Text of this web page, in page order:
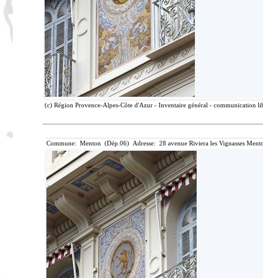
(c) Région Provence-Alpes-Côte d'Azur - Inventaire général - communication
Commune: Menton (Dép.06) Adresse: 28 avenue Riviera les Vignasses